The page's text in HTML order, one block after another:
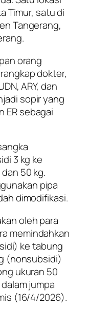
Timur, satu di
Tangerang,
orang
dokter,
ARY, dan
sopir yang
ER sebagai
3 kg ke
50 kg.
pipa
dimodifikasi.
oleh para
memindahkan
ke tabung
(nonsubsidi)
ukuran 50
jumpa
(16/4/2026).